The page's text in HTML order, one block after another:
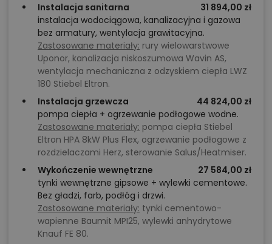
Instalacja sanitarna
31 894,00 zł
instalacja wodociągowa, kanalizacyjna i gazowa
bez armatury, wentylacja grawitacyjna.
Zastosowane materiały: rury wielowarstwowe
Uponor, kanalizacja niskoszumowa Wavin AS,
wentylacja mechaniczna z odzyskiem ciepła LWZ
180 Stiebel Eltron.
Instalacja grzewcza
44 824,00 zł
pompa ciepła + ogrzewanie podłogowe wodne.
Zastosowane materiały: pompa ciepła Stiebel
Eltron HPA 8kW Plus Flex, ogrzewanie podłogowe z
rozdzielaczami Herz, sterowanie Salus/Heatmiser.
Wykończenie wewnętrzne
27 584,00 zł
tynki wewnętrzne gipsowe + wylewki cementowe.
Bez gładzi, farb, podłóg i drzwi.
Zastosowane materiały: tynki cementowo-
wapienne Baumit MPI25, wylewki anhydrytowe
Knauf FE 80.